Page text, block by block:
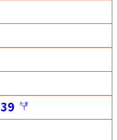
39 たま
T